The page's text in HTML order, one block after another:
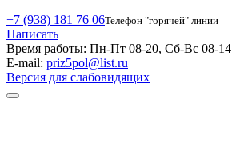
+7 (938) 181 76 06Телефон "горячей" линии
Написать
Время работы: Пн-Пт 08-20, Сб-Вс 08-14
E-mail: priz5pol@list.ru
Версия для слабовидящих